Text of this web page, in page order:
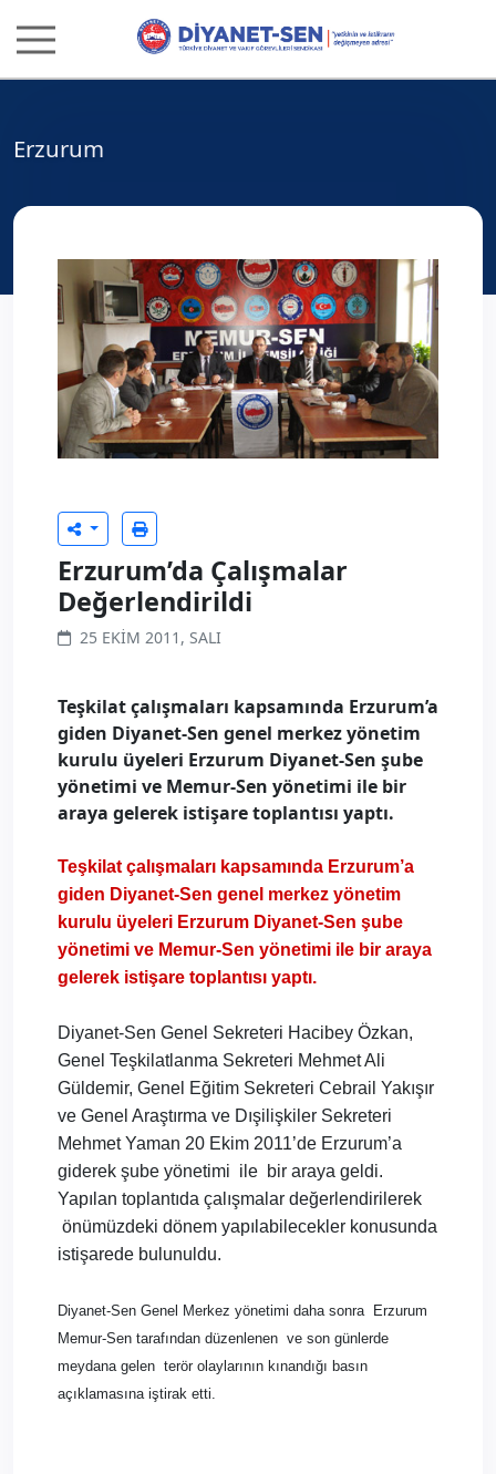
Erzurum
Erzurum’da Çalışmalar
Değerlendirildi
25 EKIM 2011, SALI
Teşkilat çalışmaları kapsamında Erzurum’a
giden Diyanet-Sen genel merkez yönetim
kurulu üyeleri Erzurum Diyanet-Sen şube
yönetimi ve Memur-Sen yönetimi ile bir
araya gelerek istişare toplantısı yaptı.
Teşkilat çalışmaları kapsamında Erzurum’a
giden Diyanet-Sen genel merkez yönetim
kurulu üyeleri Erzurum Diyanet-Sen şube
yönetimi ve Memur-Sen yönetimi ile bir araya
gelerek istişare toplantısı yaptı.
Diyanet-Sen Genel Sekreteri Hacibey Özkan,
Genel Teşkilatlanma Sekreteri Mehmet Ali
Güldemir, Genel Eğitim Sekreteri Cebrail Yakışır
ve Genel Araştırma ve Dışilişkiler Sekreteri
Mehmet Yaman 20 Ekim 2011’de Erzurum’a
giderek şube yönetimi ile bir araya geldi.
Yapılan toplantıda çalışmalar değerlendirilerek
önümüzdeki dönem yapılabilecekler konusunda
istişarede bulunuldu.
Diyanet-Sen Genel Merkez yönetimi daha sonra Erzurum
Memur-Sen tarafından düzenlenen ve son günlerde
meydana gelen terör olaylarının kınandığı basın
açıklamasına iştirak etti.